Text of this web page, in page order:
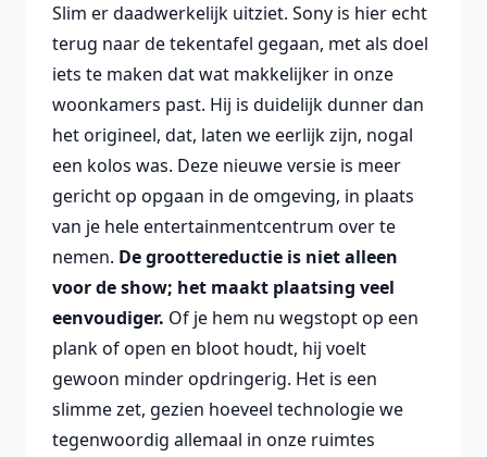
Slim er daadwerkelijk uitziet. Sony is hier echt
terug naar de tekentafel gegaan, met als doel
iets te maken dat wat makkelijker in onze
woonkamers past. Hij is duidelijk dunner dan
het origineel, dat, laten we eerlijk zijn, nogal
een kolos was. Deze nieuwe versie is meer
gericht op opgaan in de omgeving, in plaats
van je hele entertainmentcentrum over te
nemen. De groottereductie is niet alleen
voor de show; het maakt plaatsing veel
eenvoudiger. Of je hem nu wegstopt op een
plank of open en bloot houdt, hij voelt
gewoon minder opdringerig. Het is een
slimme zet, gezien hoeveel technologie we
tegenwoordig allemaal in onze ruimtes